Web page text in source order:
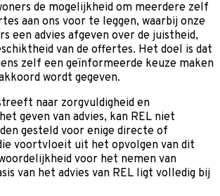
de mogelijkheid om meerdere zelf
aan ons voor te leggen, waarbij onze
een advies afgeven over de juistheid,
van de offertes. Het doel is dat
zelf een geïnformeerde keuze maken
wordt gegeven.
naar zorgvuldigheid en
geven van advies, kan REL niet
gesteld voor enige directe of
voortvloeit uit het opvolgen van dit
voor het nemen van
van het advies van REL ligt volledig bij